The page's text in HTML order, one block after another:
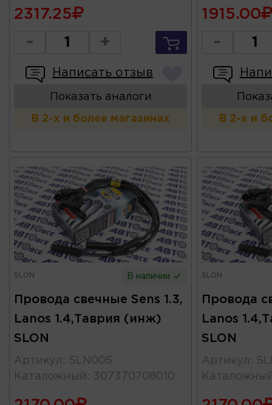
2317.25
- +
Написать отзыв
Показать аналоги
В 2-х и более магазинах
1915.00
-
В 2-х и
SLON В наличии
Провода свечные Sens 1.3,
Lanos 1.4,Таврия (инж)
SLON
Артикул : SLN005
Каталожный : 307370708010
SLON
Провода
Lanos
SLON
Артикул :